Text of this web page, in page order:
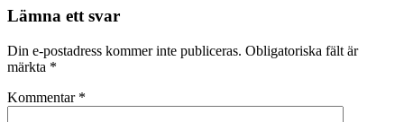
Lämna ett svar
Din e-postadress kommer inte publiceras. Obligatoriska fält är
märkta *
Kommentar *